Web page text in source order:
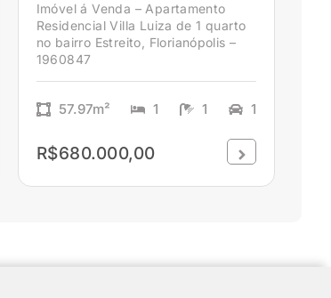
Imóvel á Venda – Apartamento
Residencial Villa Luiza de 1 quarto
no bairro Estreito, Florianópolis –
1960847
57.97m² 1 1 1
R$680.000,00